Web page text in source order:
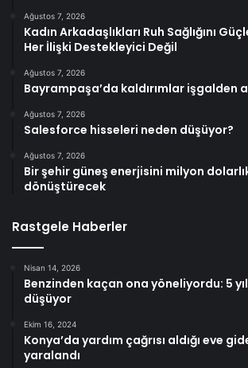
Ağustos 7, 2026
Kadın Arkadaşlıkları Ruh Sağlığını
Her İlişki Destekleyici Değil
Ağustos 7, 2026
Bayrampaşa’da kaldırımlar işgalden
Ağustos 7, 2026
Salesforce hisseleri neden düşüyor?
Ağustos 7, 2026
Bir şehir güneş enerjisini milyon
dönüştürecek
Rastgele Haberler
Nisan 14, 2026
Benzinden kaçan ona yöneliyordu: 5
düşüyor
Ekim 16, 2024
Konya’da yardım çağrısı aldığı eve
yaralandı